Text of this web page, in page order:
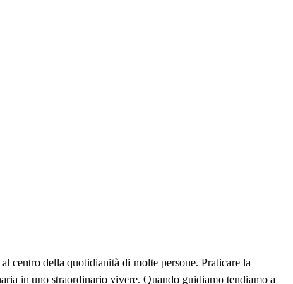
centro della quotidianità di molte persone. Praticare la
in uno straordinario vivere. Quando guidiamo tendiamo a